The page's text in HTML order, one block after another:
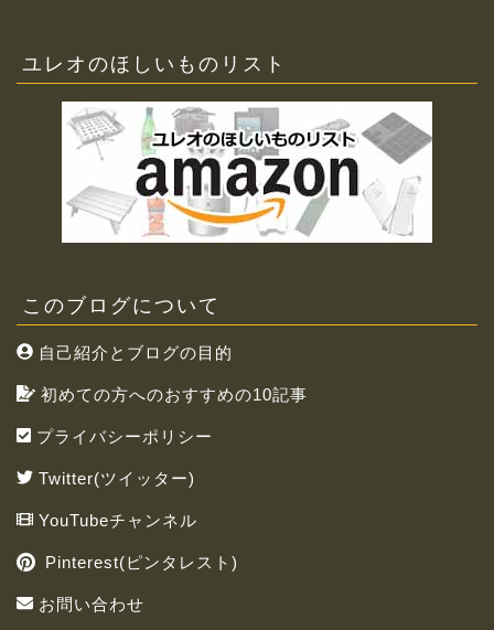
ユレオのほしいものリスト
このブログについて
自己紹介とブログの目的
初めての方へのおすすめの10記事
プライバシーポリシー
Twitter(ツイッター)
YouTubeチャンネル
Pinterest(ピンタレスト)
お問い合わせ